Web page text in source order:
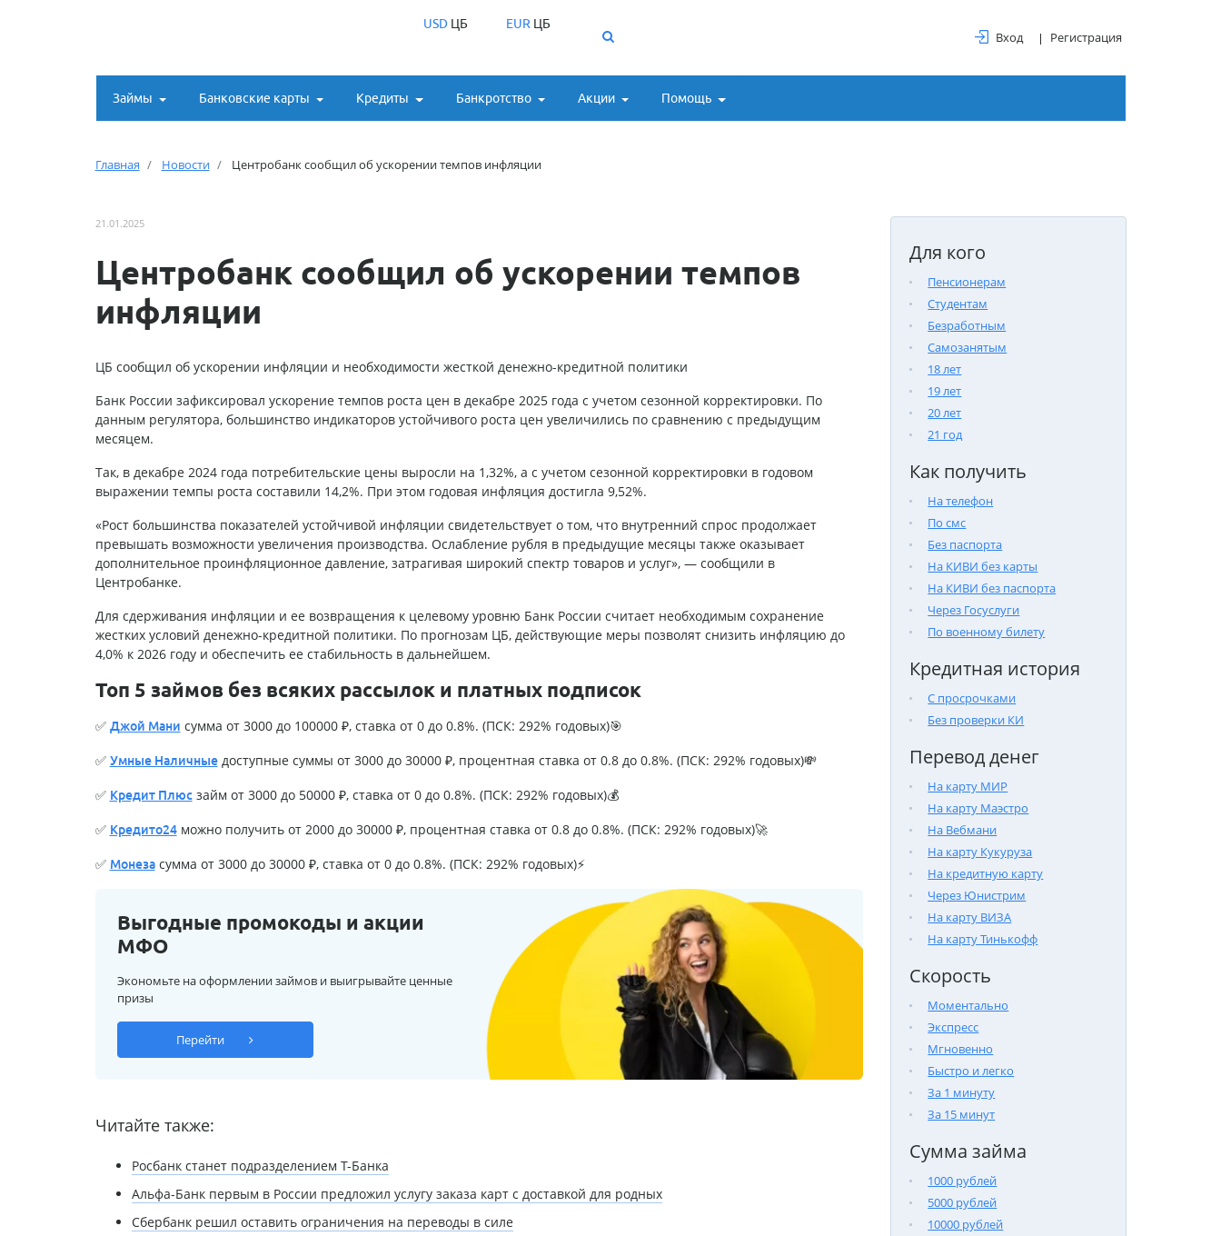
USDЦБ EUR ЦБ
Вход Регистрация
Займы Банковские карты Кредиты Банкротство Акции Помощь
Главная Новости Центробанк сообщил об ускорении темпов инфляции
Для кого
Пенсионерам
Студентам
Безработным
Самозанятым
18 лет
19 лет
20 лет
21 год
Как получить
На телефон
По смс
Без паспорта
На КИВИ без карты
На КИВИ без паспорта
Через Госуслуги
По военному билету
Кредитная история
С просрочками
Без проверки КИ
Перевод денег
На карту МИР
На карту Маэстро
На Вебмани
На карту Кукуруза
На кредитную карту
Через Юнистрим
На карту ВИЗА
На карту Тинькофф
Скорость
Моментально
Экспресс
Мгновенно
Быстро и легко
За 1 минуту
За 15 минут
Сумма займа
1000 рублей
5000 рублей
10000 рублей
21.01.2025
Центробанк сообщил об ускорении темпов
инфляции
ЦБ сообщил об ускорении инфляции и необходимости жесткой денежно-кредитной политики
Банк России зафиксировал ускорение темпов роста цен в декабре 2025 года с учетом сезонной корректировки. По
данным регулятора, большинство индикаторов устойчивого роста цен увеличились по сравнению с предыдущим
месяцем.
Так, в декабре 2024 года потребительские цены выросли на 1,32%, а с учетом сезонной корректировки в годовом
выражении темпы роста составили 14,2%. При этом годовая инфляция достигла 9,52%.
«Рост большинства показателей устойчивой инфляции свидетельствует о том, что внутренний спрос продолжает
превышать возможности увеличения производства. Ослабление рубля в предыдущие месяцы также оказывает
дополнительное проинфляционное давление, затрагивая широкий спектр товаров и услуг», — сообщили в
Центробанке.
Для сдерживания инфляции и ее возвращения к целевому уровню Банк России считает необходимым сохранение
жестких условий денежно-кредитной политики. По прогнозам ЦБ, действующие меры позволят снизить инфляцию до
4,0% к 2026 году и обеспечить ее стабильность в дальнейшем.
Топ 5 займов без всяких рассылок и платных подписок
✅ Джой Мани сумма от 3000 до 100000 ₽, ставка от 0 до 0.8%. (ПСК: 292% годовых)🎯
✅ Умные Наличныедоступные суммы от 3000 до 30000 ₽, процентная ставка от 0.8 до 0.8%. (ПСК: 292% годовых)💸
✅ Кредит Плюсзайм от 3000 до 50000 ₽, ставка от 0 до 0.8%. (ПСК: 292% годовых)💰
✅ Кредито24можно получить от 2000 до 30000 ₽, процентная ставка от 0.8 до 0.8%. (ПСК: 292% годовых)🚀
✅ Монезасумма от 3000 до 30000 ₽, ставка от 0 до 0.8%. (ПСК: 292% годовых)⚡
Выгодные промокоды и акции
МФО
Экономьте на оформлении займов и выигрывайте ценные
призы
Перейти
Читайте также:
Росбанк станет подразделением Т-Банка
Альфа-Банк первым в России предложил услугу заказа карт с доставкой для родных
Сбербанк решил оставить ограничения на переводы в силе